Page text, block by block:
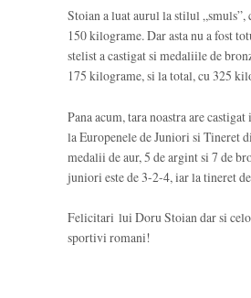
Stoian a luat aurul la stilul „smuls”,
150 kilograme. Dar asta nu a fost
stelist a castigat si medaliile de
175 kilograme, si la total, cu 325
Pana acum, tara noastra are
la Europenele de Juniori si Tineret
medalii de aur, 5 de argint si 7 de
juniori este de 3-2-4, iar la tineret
Felicitari lui Doru Stoian dar si
sportivi romani!